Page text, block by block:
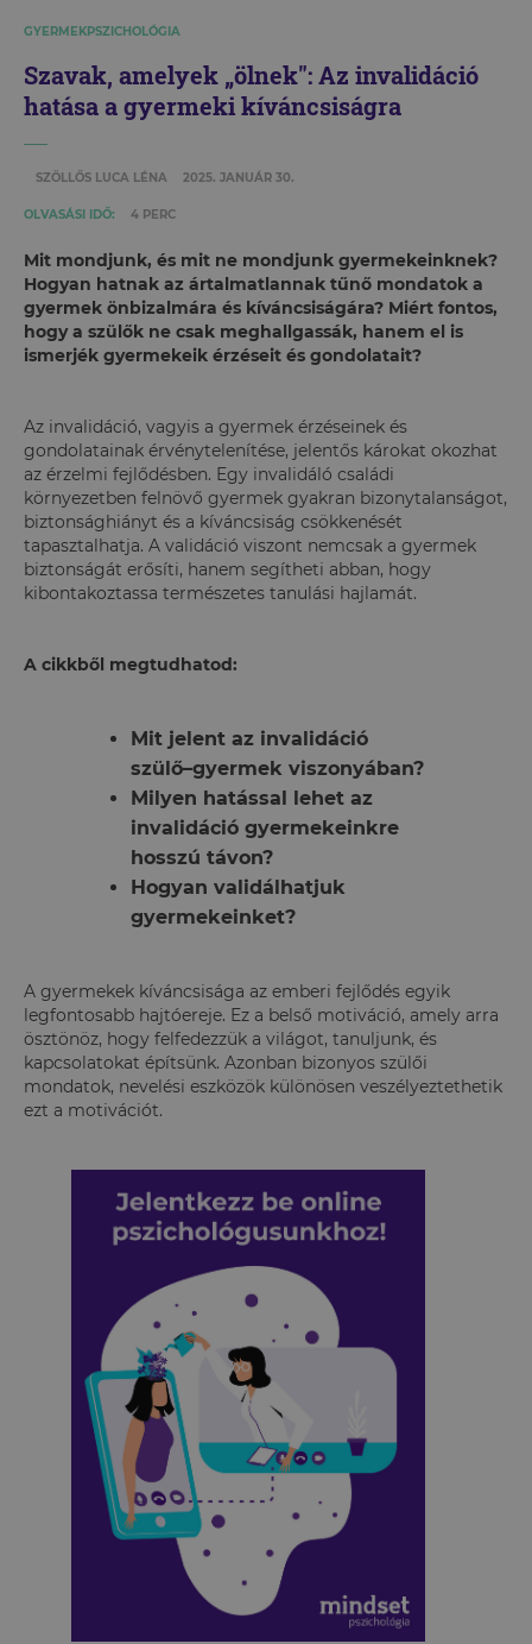
GYERMEKPSZICHOLÓGIA
Szavak, amelyek „ölnek": Az invalidáció
hatása a gyermeki kíváncsiságra
SZÖLLŐS LUCA LÉNA 2025. JANUÁR 30.
OLVASÁSI IDŐ: 4 PERC
Mit mondjunk, és mit ne mondjunk gyermekeinknek?
Hogyan hatnak az ártalmatlannak tűnő mondatok a
gyermek önbizalmára és kíváncsiságára? Miért fontos,
hogy a szülők ne csak meghallgassák, hanem el is
ismerjék gyermekeik érzéseit és gondolatait?
Az invalidáció, vagyis a gyermek érzéseinek és
gondolatainak érvénytelenítése, jelentős károkat okozhat
az érzelmi fejlődésben. Egy invalidáló családi
környezetben felnövő gyermek gyakran bizonytalanságot,
biztonsághiányt és a kíváncsiság csökkenését
tapasztalhatja. A validáció viszont nemcsak a gyermek
biztonságát erősíti, hanem segítheti abban, hogy
kibontakoztassa természetes tanulási hajlamát.
A cikkből megtudhatod:
Mit jelent az invalidáció
szülő–gyermek viszonyában?
Milyen hatással lehet az
invalidáció gyermekeinkre
hosszú távon?
Hogyan validálhatjuk
gyermekeinket?
A gyermekek kíváncsisága az emberi fejlődés egyik
legfontosabb hajtóereje. Ez a belső motiváció, amely arra
ösztönöz, hogy felfedezzük a világot, tanuljunk, és
kapcsolatokat építsünk. Azonban bizonyos szülői
mondatok, nevelési eszközök különösen veszélyeztethetik
ezt a motivációt.